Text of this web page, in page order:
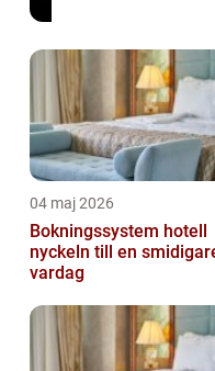
04 maj 2026
Bokningssystem hotell
nyckeln till en
vardag